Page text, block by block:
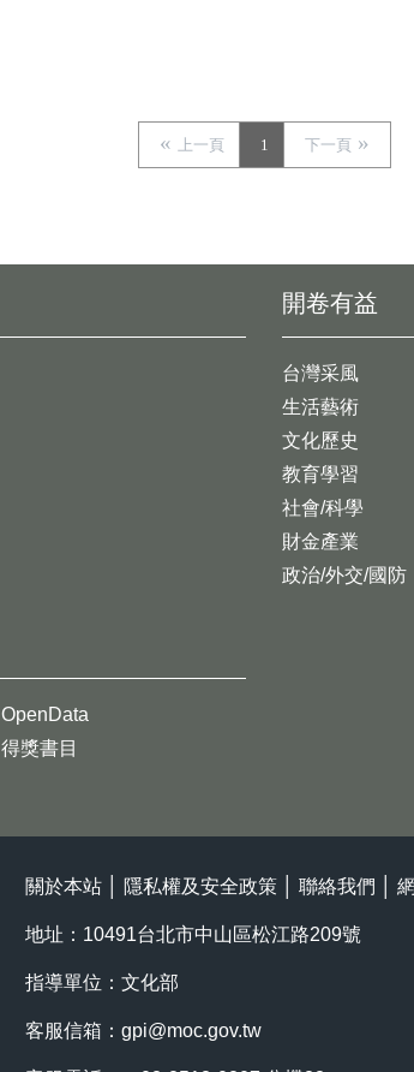
上一頁 1 下一頁
開卷有益
台灣采風
生活藝術
文化歷史
教育學習
社會/科學
財金產業
政治/外交/國防
OpenData
得獎書目
關於本站 隱私權及安全政策 聯絡我們
地址：10491台北市中山區松江路209號
指導單位：文化部
客服信箱： gpi@moc.gov.tw